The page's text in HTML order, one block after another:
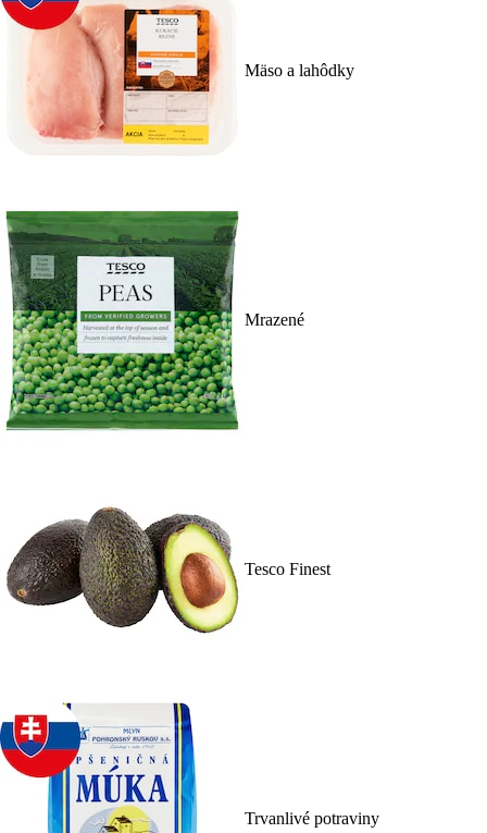
Mäso a lahôdky
Mrazené
Tesco Finest
Trvanlivé potraviny